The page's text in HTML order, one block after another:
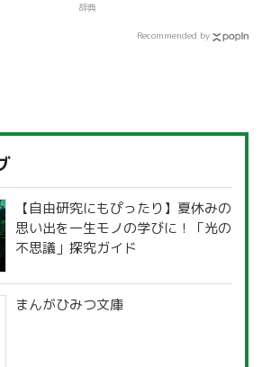
辞典
Recommended by
【自由研究にもぴったり】夏休みの
思い出を一生モノの学びに！「光の
不思議」探究ガイド
まんがひみつ文庫